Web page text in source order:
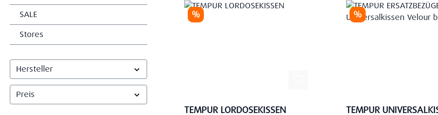
SALE
Stores
Hersteller
Preis
Rabatt
%
TEMPUR LORDOSEKISSEN
Rabatt
%
TEMPUR